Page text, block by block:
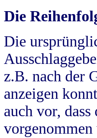
Die
Die
z.B. nach der
anzeigen
auch vor,